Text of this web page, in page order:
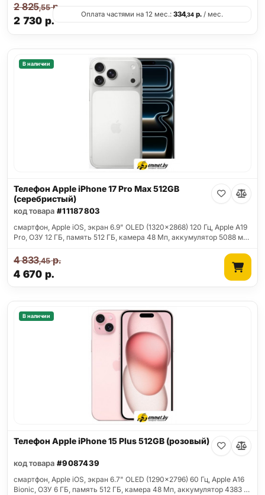
2 730 р.
2 825,55р.
Оплата частями на 12 мес.: 334,34 р. / мес.
В наличии
Телефон Apple iPhone 17 Pro Max 512GB
(серебристый)
код товара #11187803
смартфон, Apple iOS, экран 6.9" OLED (1320x2868) 120 Гц, Apple A19
Pro, ОЗУ 12 ГБ, память 512 ГБ, камера 48 Мп, аккумулятор 5088 м…
4 670 р.
4 833,45р.
В наличии
Телефон Apple iPhone 15 Plus 512GB (розовый)
код товара #9087439
смартфон, Apple iOS, экран 6.7" OLED (1290x2796) 60 Гц, Apple A16
Bionic, ОЗУ 6 ГБ, память 512 ГБ, камера 48 Мп, аккумулятор 4383 …